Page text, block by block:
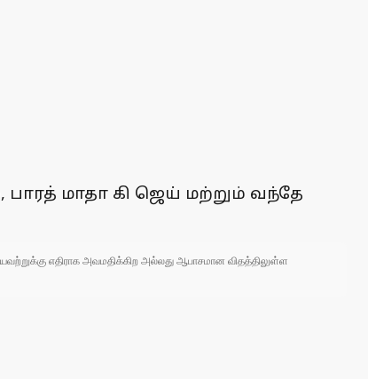
மாதா கி ஜெய் மற்றும் வந்தே
எதிராக அவமதிக்கிற அல்லது ஆபாசமான விதத்திலுள்ள